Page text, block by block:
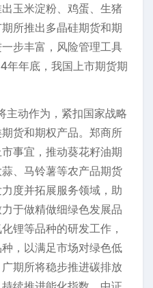
玉米淀粉、鸡蛋、生猪
所推出多晶硅期货和期
步丰富，风险管理工具
年年底，我国上市期货期
主动作为，紧扣国家战略
货和期权产品。郑商所
事宜，推动葵花籽油期
、马铃薯等农产品期货
度并拓展服务领域，助
于做精做细绿色发展品
锂等品种的研发工作，
，以满足市场对绿色低
期所将稳步推进碳排放